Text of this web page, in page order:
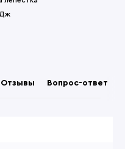
Отзывы Вопрос-ответ